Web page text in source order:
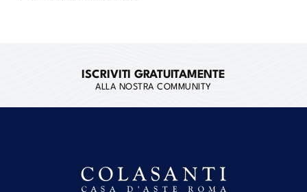
ISCRIVITI GRATUITAMENTE
ALLA NOSTRA COMMUNITY